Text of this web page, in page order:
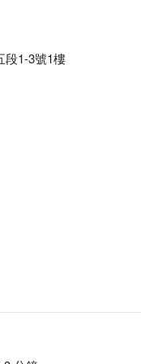
聚餐、日常餐廳、朋友
排厚實，香煎微焦多汁
醇香，肉質緊實嫩滑
嫩，香味濃郁層次分明
段1-3號1樓